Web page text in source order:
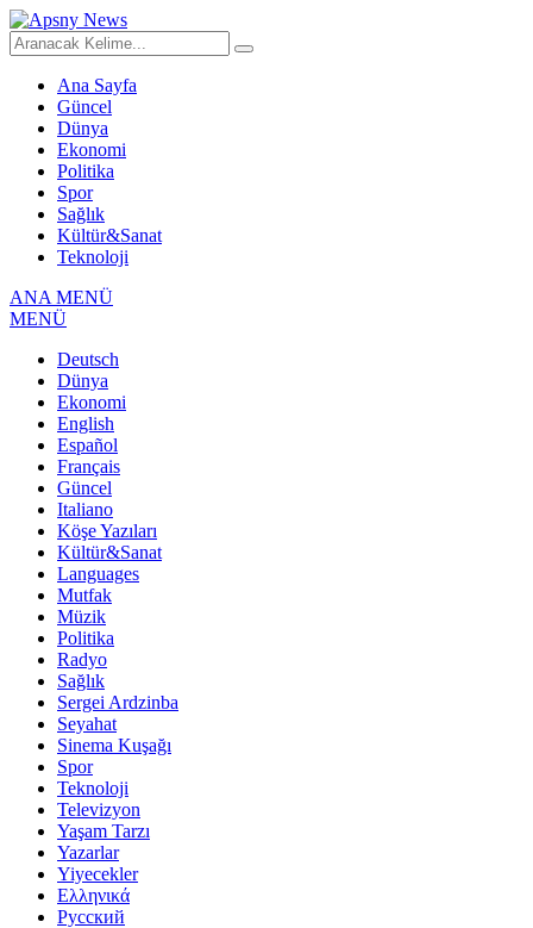
Ana Sayfa
Güncel
Dünya
Ekonomi
Politika
Spor
Sağlık
Kültür&Sanat
Teknoloji
ANA MENÜ
MENÜ
Deutsch
Dünya
Ekonomi
English
Español
Français
Güncel
Italiano
Köşe Yazıları
Kültür&Sanat
Languages
Mutfak
Müzik
Politika
Radyo
Sağlık
Sergei Ardzinba
Seyahat
Sinema Kuşağı
Spor
Teknoloji
Televizyon
Yaşam Tarzı
Yazarlar
Yiyecekler
Ελληνικά
Русский